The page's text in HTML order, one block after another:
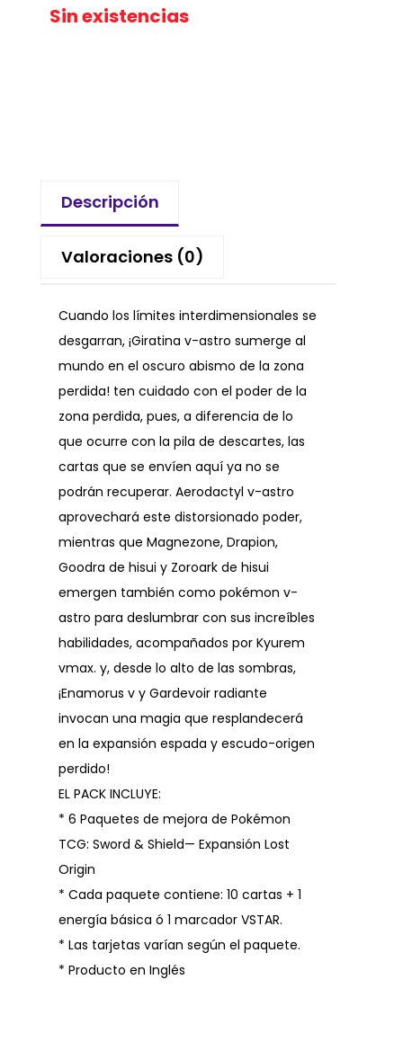
Sin existencias
Descripción
Valoraciones (0)
Cuando los límites interdimensionales se
desgarran, ¡Giratina v-astro sumerge al
mundo en el oscuro abismo de la zona
perdida! ten cuidado con el poder de la
zona perdida, pues, a diferencia de lo
que ocurre con la pila de descartes, las
cartas que se envíen aquí ya no se
podrán recuperar. Aerodactyl v-astro
aprovechará este distorsionado poder,
mientras que Magnezone, Drapion,
Goodra de hisui y Zoroark de hisui
emergen también como pokémon v-
astro para deslumbrar con sus increíbles
habilidades, acompañados por Kyurem
vmax. y, desde lo alto de las sombras,
¡Enamorus v y Gardevoir radiante
invocan una magia que resplandecerá
en la expansión espada y escudo-origen
perdido!
EL PACK INCLUYE:
* 6 Paquetes de mejora de Pokémon
TCG: Sword & Shield— Expansión Lost
Origin
* Cada paquete contiene: 10 cartas + 1
energía básica ó 1 marcador VSTAR.
* Las tarjetas varían según el paquete.
* Producto en Inglés